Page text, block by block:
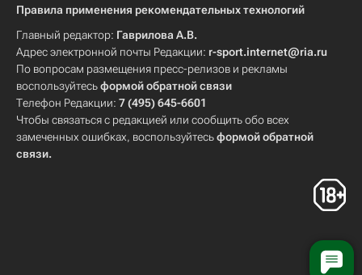
Правила применения рекомендательных технологий
Главный редактор: Гаврилова А.В.
Адрес электронной почты Редакции: r-sport.internet@ria.ru
По вопросам размещения пресс-релизов и рекламы
воспользуйтесьформой обратной связи
Телефон Редакции: 7 (495) 645-6601
Чтобы связаться с редакцией или сообщить обо всех
замеченных ошибках, воспользуйтесьформой обратной
связи.